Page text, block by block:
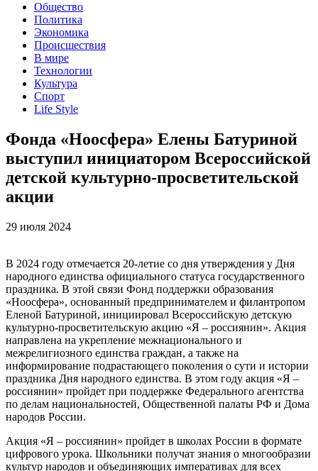
Общество
Политика
Экономика
Происшествия
В мире
Технологии
Культура
Спорт
Life Style
Фонда «Ноосфера» Елены Батуриной
выступил инициатором Всероссийской
детской культурно-просветительской
акции
29 июля 2024
В 2024 году отмечается 20-летие со дня утверждения у Дня
народного единства официального статуса государственного
праздника. В этой связи Фонд поддержки образования
«Ноосфера», основанный предпринимателем и филантропом
Еленой Батуриной, инициировал Всероссийскую детскую
культурно-просветительскую акцию «Я – россиянин». Акция
направлена на укрепление межнационального и
межрелигиозного единства граждан, а также на
информирование подрастающего поколения о сути и истории
праздника Дня народного единства. В этом году акция «Я –
россиянин» пройдет при поддержке Федерального агентства
по делам национальностей, Общественной палаты РФ и Дома
народов России.
Акция «Я – россиянин» пройдет в школах России в формате
цифрового урока. Школьники получат знания о многообразии
культур народов и объединяющих императивах для всех